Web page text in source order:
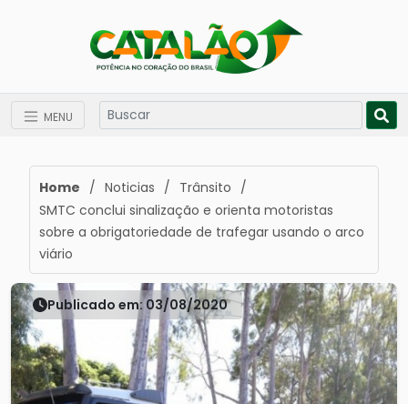
MENU
Home / Noticias / Trânsito /
SMTC conclui sinalização e orienta motoristas
sobre a obrigatoriedade de trafegar usando o arco
viário
Publicado em: 03/08/2020